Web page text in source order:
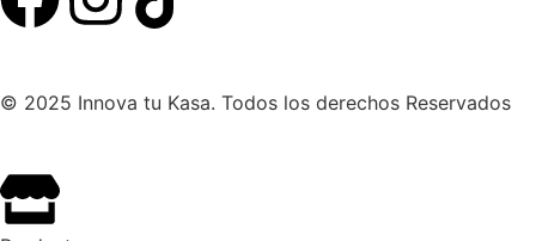
© 2025 Innova tu Kasa. Todos los derechos Reservados